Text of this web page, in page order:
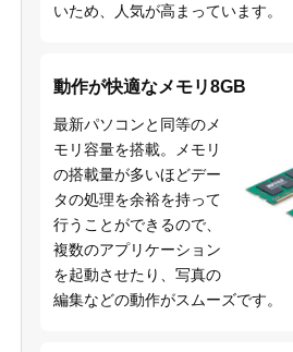
いため、人気が高まっています。
動作が快適なメモリ8GB
最新パソコンと同等のメ
モリ容量を搭載。メモリ
の搭載量が多いほどデー
タの処理を余裕を持って
行うことができるので、
複数のアプリケーション
を起動させたり、写真の
編集などの動作がスムーズです。